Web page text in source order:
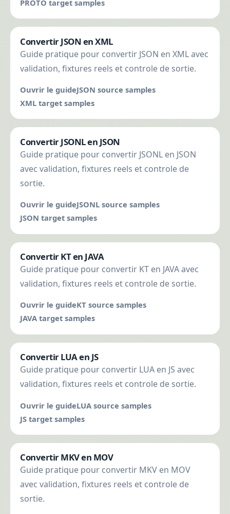
PROTO target samples
Convertir JSON en XML
Guide pratique pour convertir JSON en XML avec
validation, fixtures reels et controle de sortie.
Ouvrir le guideJSON source samples
XML target samples
Convertir JSONL en JSON
Guide pratique pour convertir JSONL en JSON
avec validation, fixtures reels et controle de
sortie.
Ouvrir le guideJSONL source samples
JSON target samples
Convertir KT en JAVA
Guide pratique pour convertir KT en JAVA avec
validation, fixtures reels et controle de sortie.
Ouvrir le guideKT source samples
JAVA target samples
Convertir LUA en JS
Guide pratique pour convertir LUA en JS avec
validation, fixtures reels et controle de sortie.
Ouvrir le guideLUA source samples
JS target samples
Convertir MKV en MOV
Guide pratique pour convertir MKV en MOV
avec validation, fixtures reels et controle de
sortie.